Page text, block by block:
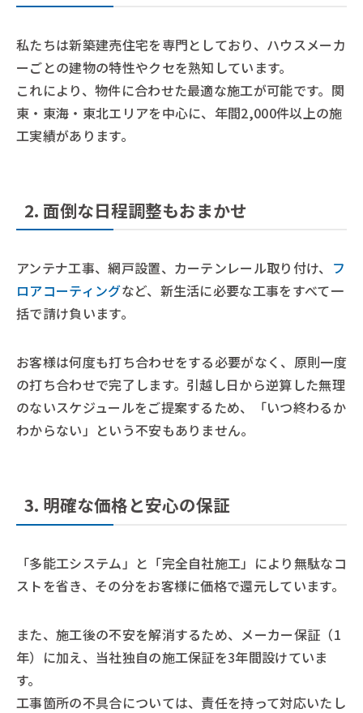
私たちは新築建売住宅を専門としており、ハウスメーカ
ーごとの建物の特性やクセを熟知しています。
これにより、物件に合わせた最適な施工が可能です。関
東・東海・東北エリアを中心に、年間2,000件以上の施
工実績があります。
2. 面倒な日程調整もおまかせ
アンテナ工事、網戸設置、カーテンレール取り付け、 フ
ロアコーティングなど、新生活に必要な工事をすべて一
括で請け負います。
お客様は何度も打ち合わせをする必要がなく、原則一度
の打ち合わせで完了します。引越し日から逆算した無理
のないスケジュールをご提案するため、「いつ終わるか
わからない」という不安もありません。
3. 明確な価格と安心の保証
「多能工システム」と「完全自社施工」により無駄なコ
ストを省き、その分をお客様に価格で還元しています。
また、施工後の不安を解消するため、メーカー保証（1
年）に加え、当社独自の施工保証を3年間設けていま
す。
工事箇所の不具合については、責任を持って対応いたし